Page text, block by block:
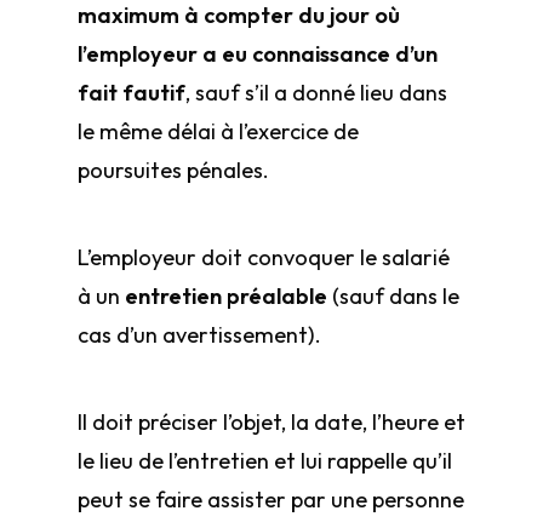
maximum à compter du jour où
l’employeur a eu connaissance d’un
fait fautif, sauf s’il a donné lieu dans
le même délai à l’exercice de
poursuites pénales.
L’employeur doit convoquer le salarié
à un entretien préalable (sauf dans le
cas d’un avertissement).
Il doit préciser l’objet, la date, l’heure et
le lieu de l’entretien et lui rappelle qu’il
peut se faire assister par une personne